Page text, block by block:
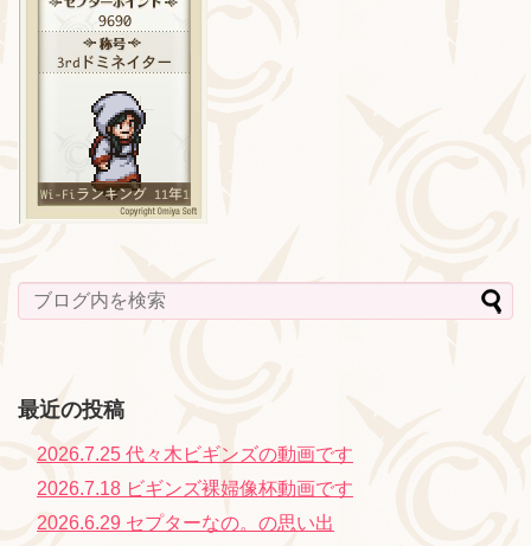
最近の投稿
2026.7.25 代々木ビギンズの動画です
2026.7.18 ビギンズ裸婦像杯動画です
2026.6.29 セプターなの。の思い出